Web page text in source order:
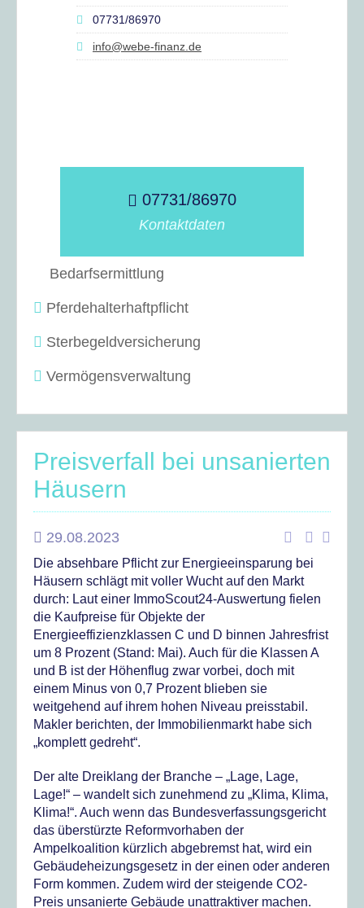
07731/86970
info@webe-finanz.de
07731/86970
Kontaktdaten
Bedarfsermittlung
Pferdehalterhaftpflicht
Sterbegeldversicherung
Vermögensverwaltung
Preisverfall bei unsanierten
Häusern
29.08.2023
Die absehbare Pflicht zur Energieeinsparung bei
Häusern schlägt mit voller Wucht auf den Markt
durch: Laut einer ImmoScout24-Auswertung fielen
die Kaufpreise für Objekte der
Energieeffizienzklassen C und D binnen Jahresfrist
um 8 Prozent (Stand: Mai). Auch für die Klassen A
und B ist der Höhenflug zwar vorbei, doch mit
einem Minus von 0,7 Prozent blieben sie
weitgehend auf ihrem hohen Niveau preisstabil.
Makler berichten, der Immobilienmarkt habe sich
„komplett gedreht“.
Der alte Dreiklang der Branche – „Lage, Lage,
Lage!“ – wandelt sich zunehmend zu „Klima, Klima,
Klima!“. Auch wenn das Bundesverfassungsgericht
das überstürzte Reformvorhaben der
Ampelkoalition kürzlich abgebremst hat, wird ein
Gebäudeheizungsgesetz in der einen oder anderen
Form kommen. Zudem wird der steigende CO2-
Preis unsanierte Gebäude unattraktiver machen.